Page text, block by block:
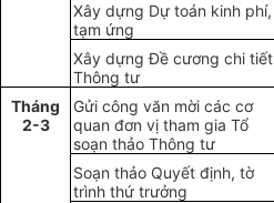
Xây dựng Dự toán kinh phí,
tạm ứng
Xây dựng Đề cương chi tiết
Thông tư
Tháng
2-3
Gửi công văn mời các cơ
quan đơn vị tham gia Tổ
soạn thảo Thông tư
Soạn thảo Quyết định, tờ
trình thứ trưởng